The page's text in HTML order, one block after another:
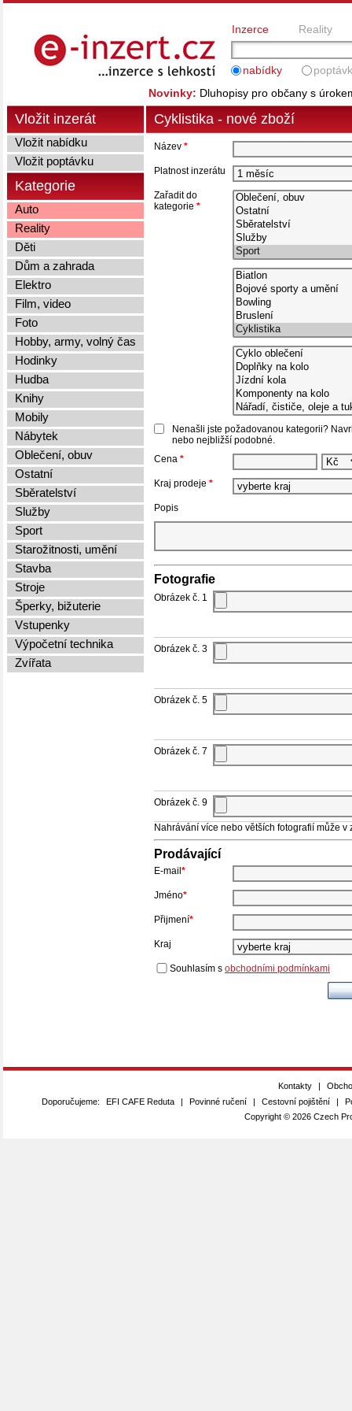
Inzerce Reality
nabídky
Novinky: Dluhopisy pro občany s
Cyklistika - nové zboží
Název *
Platnost inzerátu
Zařadit do
kategorie *
Nenašli jste požadovanou kategorii?
nebo nejbližší podobné.
Cena *
Kraj prodeje *
Popis
Fotografie
Obrázek č. 1
Obrázek č. 3
Obrázek č. 5
Obrázek č. 7
Obrázek č. 9
Nahrávání více nebo větších fotografií může
Prodávající
E-mail *
Jméno*
Přijmení*
Kraj
Souhlasím s obchodními podmínkami
Vložit inzerát
Vložit nabídku
Vložit poptávku
Kategorie
Auto
Reality
Děti
Dům a zahrada
Elektro
Film, video
Foto
Hobby, army, volný čas
Hodinky
Hudba
Knihy
Mobily
Nábytek
Oblečení, obuv
Ostatní
Sběratelství
Služby
Sport
Starožitnosti, umění
Stavba
Stroje
Šperky, bižuterie
Vstupenky
Výpočetní technika
Zvířata
Kontakty |
Doporučujeme:
EFI CAFE Reduta | Povinné ručení | Cestovní pojištění |
Copyright © 2026 Czech